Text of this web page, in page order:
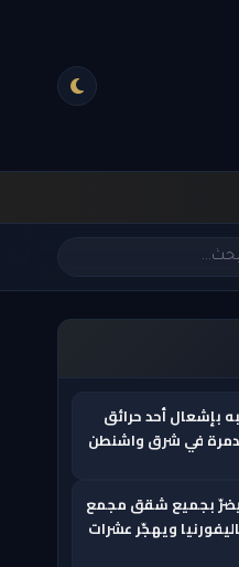
بإشعال أحد حرائق
في شرق واشنطن
بجميع شقق مجمع
ويهجّر عشرات